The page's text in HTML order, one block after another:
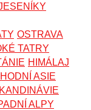
OSTRAVA
TATRY
HIMÁLAJ
ASIE
ALPY